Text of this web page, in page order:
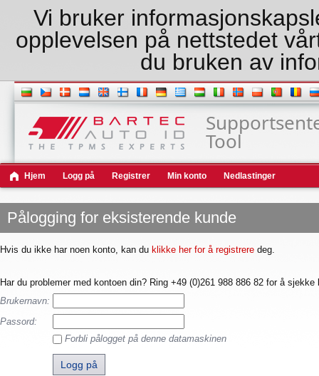
Vi bruker
opplevelsen på nettstedet
du bruken av
Tool
Hjem Logg på Registrer Min konto Nedlastinger
Pålogging for eksisterende kunde
Hvis du ikke har noen konto, kan du klikke her for å registrere deg.
Har du problemer med kontoen din? Ring +49 (0)261 988 886 82 for å
Brukernavn:
Passord:
Forbli pålogget på denne datamaskinen